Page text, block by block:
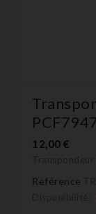
12,00 €
Référence